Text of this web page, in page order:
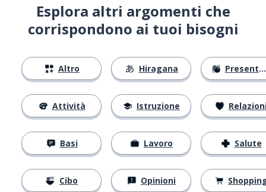
Esplora altri argomenti che
corrispondono ai tuoi bisogni
Altro
Attività
Basi
Cibo
Hiragana
Istruzione
Lavoro
Opinioni
Presentarsi
Salute